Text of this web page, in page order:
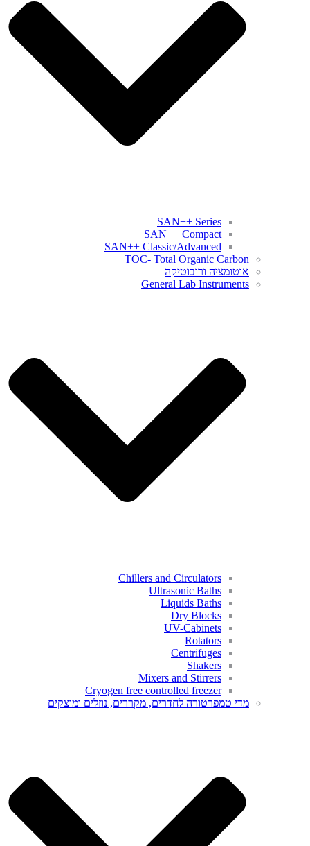
SAN++ Series
SAN++ Compact
SAN++ Classic/Advanced
TOC- Total Organic Carbon
אוטומציה ורובוטיקה
General Lab Instruments
Chillers and Circulators
Ultrasonic Baths
Liquids Baths
Dry Blocks
UV-Cabinets
Rotators
Centrifuges
Shakers
Mixers and Stirrers
Cryogen free controlled freezer​
מדי טמפרטורה לחדרים, מקררים, נוזלים ומוצקים